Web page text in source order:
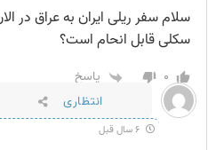
سلام سفر ریلی ایران به عراق در
سکلی قابل انحام است؟
۰
پاسخ
انتظاری